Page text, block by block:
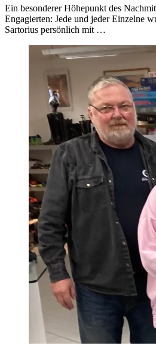
Ein besonderer Höhepunkt des
Engagierten: Jede und jeder Einzelne
Sartorius persönlich mit …